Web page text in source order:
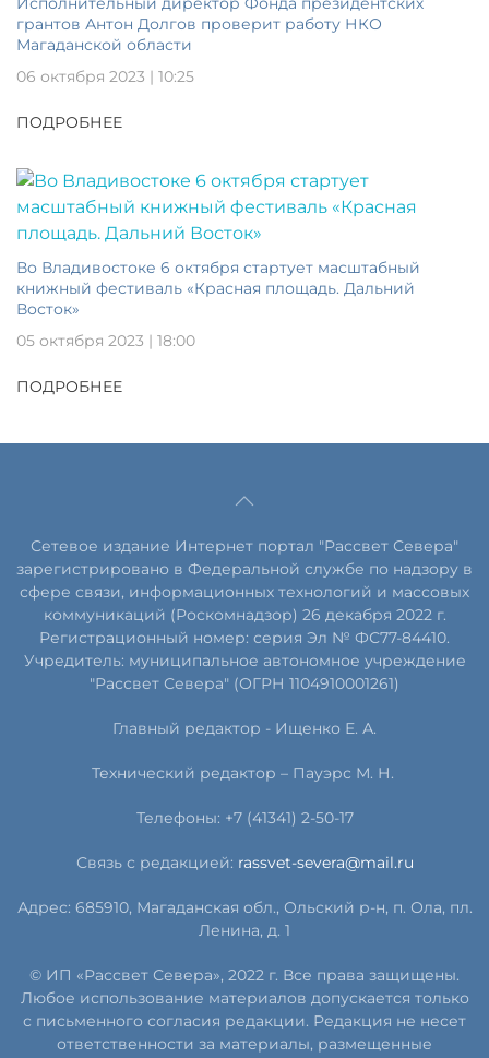
грантов Антон Долгов проверит работу НКО
Магаданской области
06 октября 2023 | 10:25
ПОДРОБНЕЕ
Во Владивостоке 6 октября стартует масштабный
книжный фестиваль «Красная площадь. Дальний
Восток»
05 октября 2023 | 18:00
ПОДРОБНЕЕ
Сетевое издание Интернет портал "Рассвет Севера"
зарегистрировано в Федеральной службе по надзору в
сфере связи, информационных технологий и массовых
коммуникаций (Роскомнадзор) 26 декабря 2022 г.
Регистрационный номер: серия Эл № ФС77-84410.
Учредитель: муниципальное автономное учреждение
"Рассвет Севера" (ОГРН 1104910001261)
Главный редактор - Ищенко Е. А.
Технический редактор – Пауэрс М. Н.
Телефоны: +7 (41341) 2-50-17
Связь с редакцией: rassvet-severa@mail.ru
Адрес: 685910, Магаданская обл., Ольский р-н, п. Ола, пл.
Ленина, д. 1
© ИП «Рассвет Севера», 2022 г. Все права защищены.
Любое использование материалов допускается только
с письменного согласия редакции. Редакция не несет
ответственности за материалы, размещенные